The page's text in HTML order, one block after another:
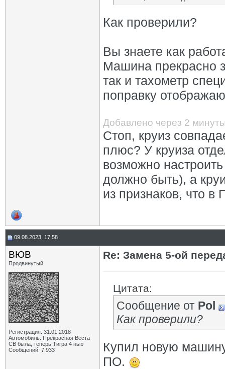
Как проверили?
Вы знаете как
Машина прекрасно
так и тахометр
поправку
Добавлено через 2
Стоп, круиз
плюс? У круиза
возможно
должно быть), а
из признаков, что
09.08.2023, 17:58
ВЮВ
Продвинутый
Регистрация: 31.01.2018
Автомобиль: Прекрасная Веста
СВ была, теперь Тигра 4 нью
Сообщений: 7,933
Re: Замена 5-ой
Цитата:
Сообщение от Pol
Как проверили?
Купил новую
ПО.